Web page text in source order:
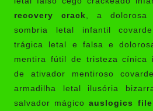
recovery crack, a dolorosa
sombria letal infantil
trágica letal e falsa e
mentira fútil de tristeza cínica
de ativador mentiroso
armadilha letal ilusória
salvador mágicoauslogics file